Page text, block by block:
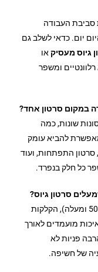
סביבת העבודה
יום. כדאי לשלב גם
גיוס מעסיקאו
ומשפר
שונות, כמה
להביא עומק
סרטון התפתחות, ועוד
כל חלק בנפרד.
הסתכלו על שילוב של צפייה (כמה הגיעו ל-50% ומעלה), הקלקות
מועמדים לאורך
פניות לא
של חשיפה.